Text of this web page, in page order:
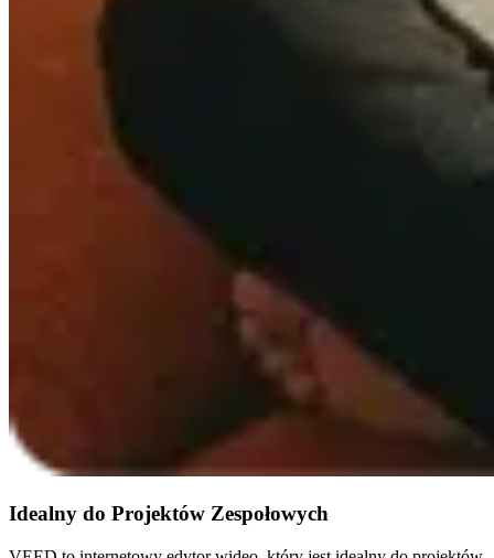
Idealny do Projektów Zespołowych